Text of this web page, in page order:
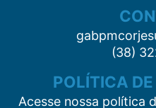
(38)
POLÍTICA
Acesse nossa política